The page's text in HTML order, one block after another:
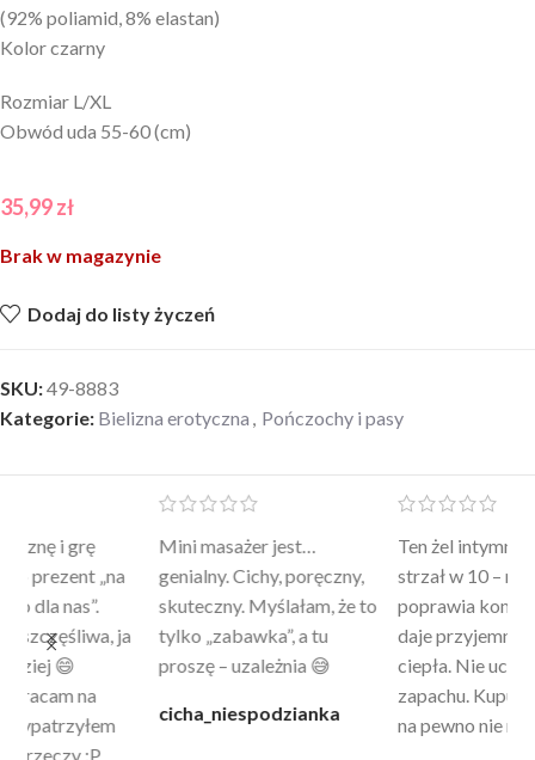
(92% poliamid, 8% elastan)
Kolor czarny
Rozmiar L/XL
Obwód uda 55-60 (cm)
35,99zł
Brak w magazynie
Dodaj do listy życzeń
SKU:49-8883
Kategorie: Bielizna erotyczna , Pończochy i pasy
Mini masażer jest…
genialny. Cichy, poręczny,
skuteczny. Myślałam, że to
tylko „zabawka”, a tu
proszę – uzależnia 😅
cicha_niespodzianka
Ten żel intymny to był
strzał w 10 – nie tylko
poprawia komfort, ale też
daje przyjemne uczucie
ciepła. Nie uczula, bez
zapachu. Kupuję już 3 raz i
na pewno nie raz kupie